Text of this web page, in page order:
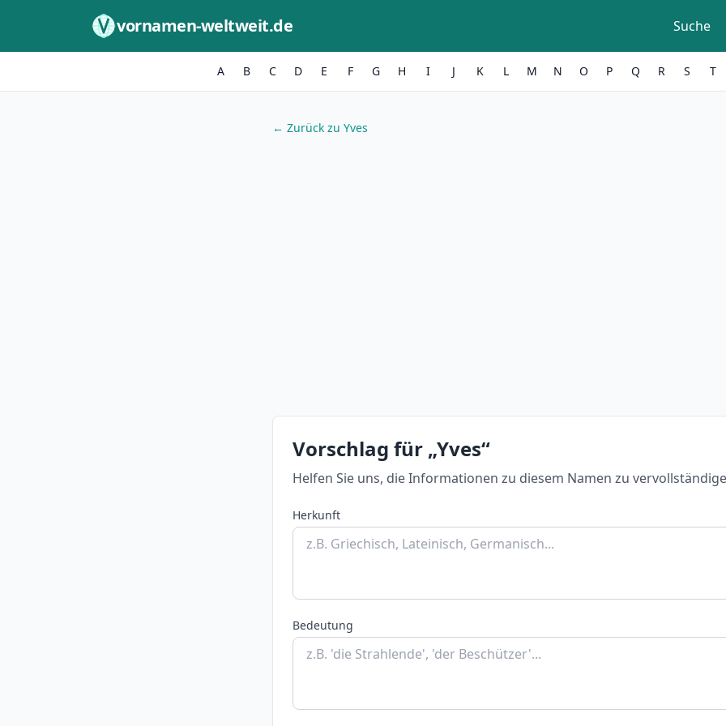
vornamen-weltweit.de Suche
A B C D E F G H I J K L M N O P Q R S T
← Zurück zu Yves
Vorschlag für „Yves“
Helfen Sie uns, die Informationen zu diesem Namen zu
Herkunft
Bedeutung